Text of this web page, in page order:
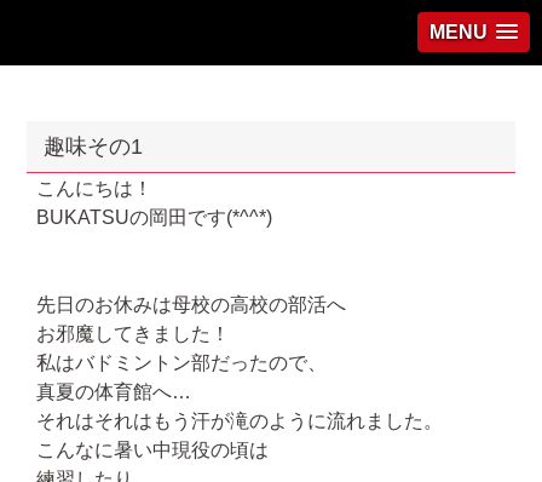
MENU
趣味その1
こんにちは！
BUKATSUの岡田です(*^^*)
先日のお休みは母校の高校の部活へ
お邪魔してきました！
私はバドミントン部だったので、
真夏の体育館へ…
それはそれはもう汗が滝のように流れました。
こんなに暑い中現役の頃は